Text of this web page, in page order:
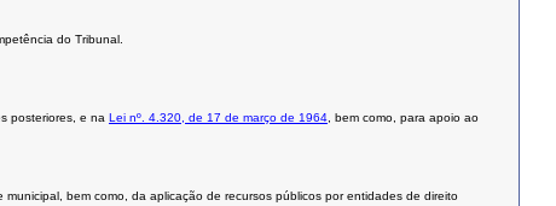
do Tribunal.
posteriores, e na Lei nº. 4.320, de 17 de março de 1964, bem como, para apoio ao
bem como, da aplicação de recursos públicos por entidades de direito